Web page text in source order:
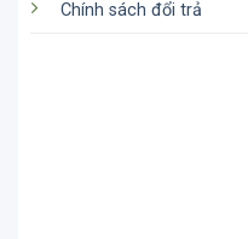
Chính sách đổi trả